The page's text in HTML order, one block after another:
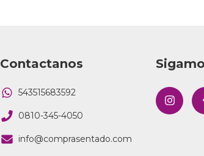
Contactanos
543515683592
0810-345-4050
info@comprasentado.com